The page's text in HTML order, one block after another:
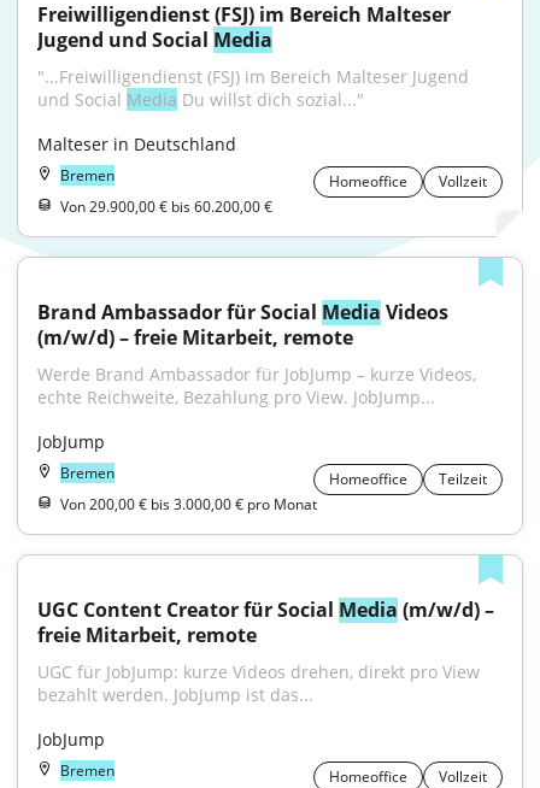
Freiwilligendienst (FSJ) im Bereich Malteser
Jugend und Social Media
"...Freiwilligendienst (FSJ) im Bereich Malteser Jugend
und Social Media Du willst dich sozial..."
Malteser in Deutschland
Bremen Homeoffice
Vollzeit
Von 29.900,00 € bis 60.200,00 €
Brand Ambassador für Social Media Videos
(m/w/d) – freie Mitarbeit, remote
Werde Brand Ambassador für JobJump – kurze Videos,
echte Reichweite, Bezahlung pro View. JobJump...
JobJump
Bremen Homeoffice
Teilzeit
Von 200,00 € bis 3.000,00 € pro Monat
UGC Content Creator für Social Media (m/w/d) –
freie Mitarbeit, remote
UGC für JobJump: kurze Videos drehen, direkt pro View
bezahlt werden. JobJump ist das...
JobJump
Bremen Homeoffice
Vollzeit